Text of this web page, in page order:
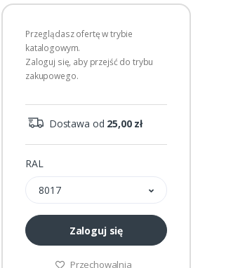
Przeglądasz ofertę w trybie
katalogowym.
Zaloguj się, aby przejść do trybu
zakupowego.
Dostawa od 25,00 zł
RAL
8017
Zaloguj się
Przechowalnia